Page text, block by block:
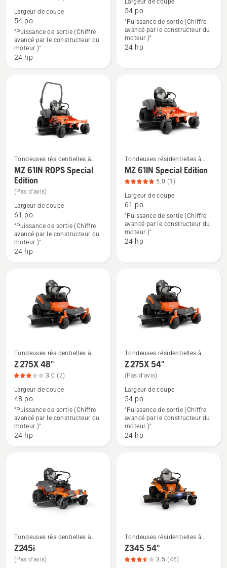
détails
sur
MZ 54IN
ROPS
Largeur de coupe
54 po
"Puissance de sortie (Chiffre
avancé par le constructeur du
moteur.)"
24 hp
de
détails
sur
MZ 54IN
Special
produit
Largeur de coupe
54 po
"Puissance de sortie (Chiffre
avancé par le constructeur du
moteur.)"
24 hp
Voir
plus
détails
sur
MZ 61IN
ROPS
Tondeuses résidentielles à
rayon de braquage zéro
MZ 61IN ROPS Special
Edition
(Pas d'avis)
Largeur de coupe
61 po
"Puissance de sortie (Chiffre
avancé par le constructeur du
moteur.)"
24 hp
Voir
plus
de
détails
sur
MZ 61IN
Special
Tondeuses résidentielles à
rayon de braquage zéro
MZ 61IN Special Edition
5.0 (1)
Largeur de coupe
61 po
"Puissance de sortie (Chiffre
avancé par le constructeur du
moteur.)"
24 hp
Voir
plus
de
détails
sur
Z 275X
48",
Tondeuses résidentielles à
rayon de braquage zéro
Z 275X 48"
3.0 (2)
Largeur de coupe
48 po
"Puissance de sortie (Chiffre
avancé par le constructeur du
moteur.)"
24 hp
Voir
plus
de
détails
sur
Z 275X
54"
Tondeuses résidentielles à
rayon de braquage zéro
Z 275X 54"
(Pas d'avis)
Largeur de coupe
54 po
"Puissance de sortie (Chiffre
avancé par le constructeur du
moteur.)"
24 hp
Voir
plus
Tondeuses résidentielles à
rayon de braquage zéro
Z245i
(Pas d'avis)
Voir
plus
Tondeuses résidentielles à
rayon de braquage zéro
Z345 54"
3.5 (46)